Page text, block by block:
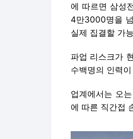
에 따르면 삼성
4만3000명을
실제 집결할 가
파업 리스크가
수백명의 인력
업계에서는 오
에 따른 직간접